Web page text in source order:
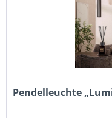
Pendelleuchte